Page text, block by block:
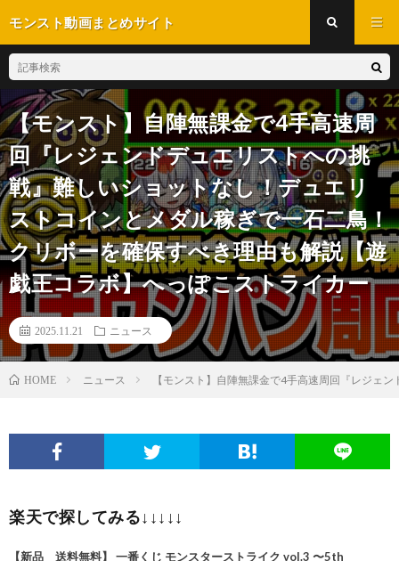
モンスト動画まとめサイト
【モンスト】自陣無課金で4手高速周
回『レジェンドデュエリストへの挑
戦』難しいショットなし！デュエリ
ストコインとメダル稼ぎで一石二鳥！
クリボーを確保すべき理由も解説【遊
戯王コラボ】へっぽこストライカー
2025.11.21 ニュース
HOME ニュース 【モンスト】自陣無課金で4手高速周回『レジェ
楽天で探してみる↓↓↓↓↓
【新品 送料無料】 一番くじ モンスターストライク vol.3 〜5th